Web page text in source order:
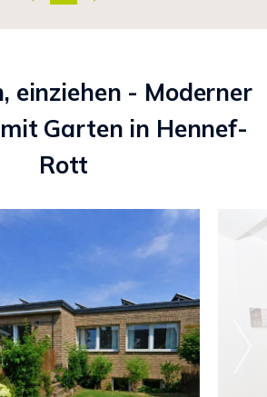
einziehen - Moderner
Garten in Hennef-
Rott